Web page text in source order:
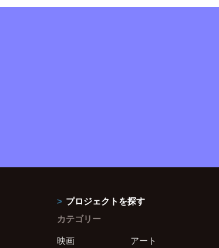
プロジェクトを探す
カテゴリー
映画
アート